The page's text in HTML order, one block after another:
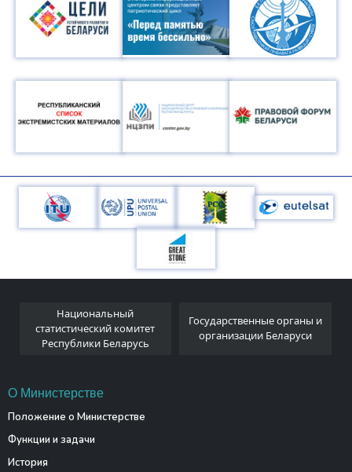
Национальный
статистический комитет
Республики Беларусь
Государственные органы и
организации Беларуси
О Министерстве
Положение о Министерстве
Функции и задачи
История